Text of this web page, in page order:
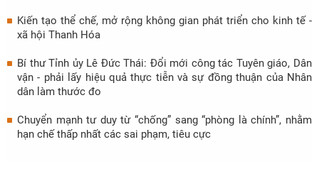
Kiến tạo thể chế, mở rộng không gian phát triển cho kinh tế -
xã hội Thanh Hóa
Bí thư Tỉnh ủy Lê Đức Thái: Đổi mới công tác Tuyên giáo, Dân
vận - phải lấy hiệu quả thực tiễn và sự đồng thuận của Nhân
dân làm thước đo
Chuyển mạnh tư duy từ “chống” sang “phòng là chính”, nhằm
hạn chế thấp nhất các sai phạm, tiêu cực